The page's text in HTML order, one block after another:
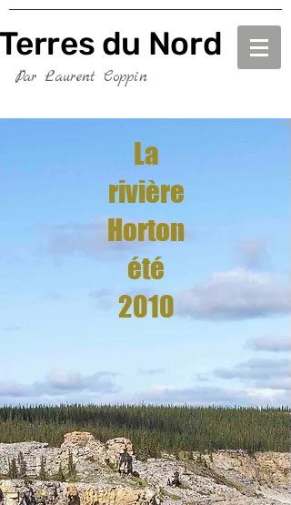
Terres du Nord
Terres du Nord
Par Laurent Coppin
La
rivière
Horton
été
2010